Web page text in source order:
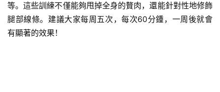
等。這些訓練不僅能夠甩掉全身的贅肉，還能針對性地修飾
腿部線條。建議大家每周五次，每次60分鍾，一周後就會
有顯著的效果！